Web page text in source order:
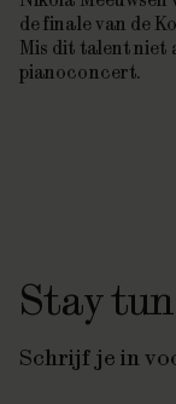
de finale van de
Mis dit talent niet
pianoconcert.
Stay
Schrijf je in